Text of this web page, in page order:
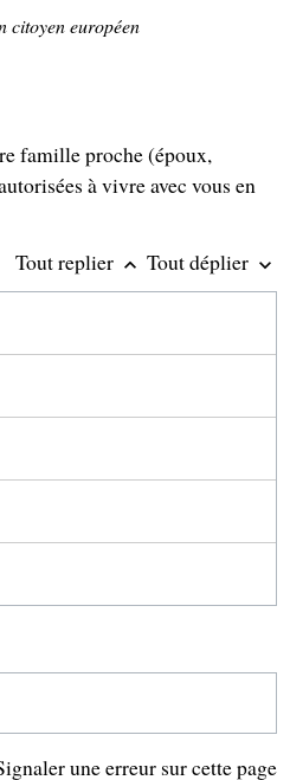
citoyen européen
famille proche (époux,
à vivre avec vous en
Tout replier keyboard_arrow_up Tout déplier keyboard_arrow_down
une erreur sur cette page